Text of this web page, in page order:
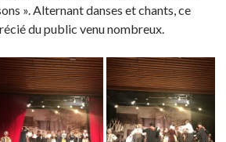
». Alternant danses et chants, ce
du public venu nombreux.